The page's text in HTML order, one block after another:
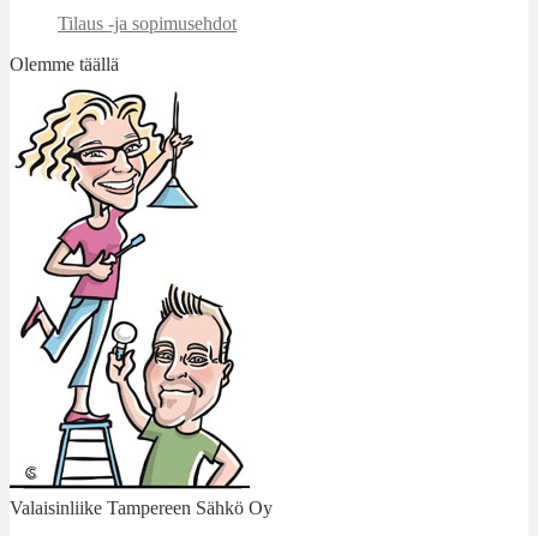
Tilaus -ja sopimusehdot
Olemme täällä
Valaisinliike Tampereen Sähkö Oy